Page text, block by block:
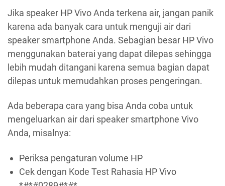
Jika speaker HP Vivo Anda terkena air, jangan panik
karena ada banyak cara untuk menguji air dari
speaker smartphone Anda. Sebagian besar HP Vivo
menggunakan baterai yang dapat dilepas sehingga
lebih mudah ditangani karena semua bagian dapat
dilepas untuk memudahkan proses pengeringan.
Ada beberapa cara yang bisa Anda coba untuk
mengeluarkan air dari speaker smartphone Vivo
Anda, misalnya:
Periksa pengaturan volume HP
Cek dengan Kode Test Rahasia HP Vivo